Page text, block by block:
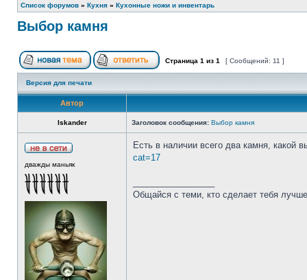
Список форумов » Кухня » Кухонные ножи и инвентарь
Выбор камня
Страница 1 из 1 [ Сообщений: 11 ]
Версия для печати
Автор
Iskander Заголовок сообщения: Выбор камня
дважды маньяк
Есть в наличии всего два камня, какой
cat=17
Общайся с теми, кто сделает тебя